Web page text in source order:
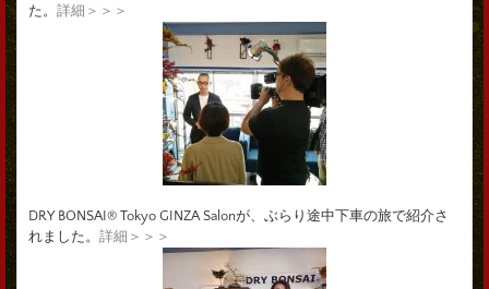
た。 詳細＞＞＞
DRY BONSAI® Tokyo GINZA Salonが、ぶらり途中下車の旅で紹介さ
れました。 詳細＞＞＞